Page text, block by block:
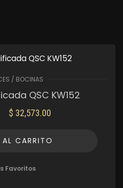
/ BOCINAS
QSC KW152
El
original
$ 32,573.00
CARRITO
Favoritos